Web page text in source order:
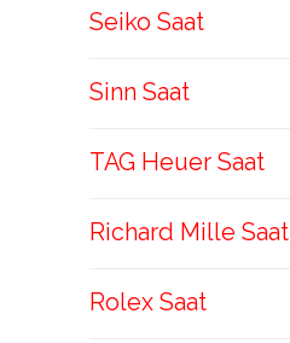
Seiko Saat
Sinn Saat
TAG Heuer Saat
Richard Mille Saat
Rolex Saat